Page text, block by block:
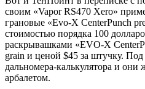
своим «Vapor RS470 Xero»
грановые «Evo-X CenterPunch
стоимостью порядка 100
раскрывашками «EVO-X
grain и ценой $45 за штучку.
дальномера-калькулятора и они
арбалетом.